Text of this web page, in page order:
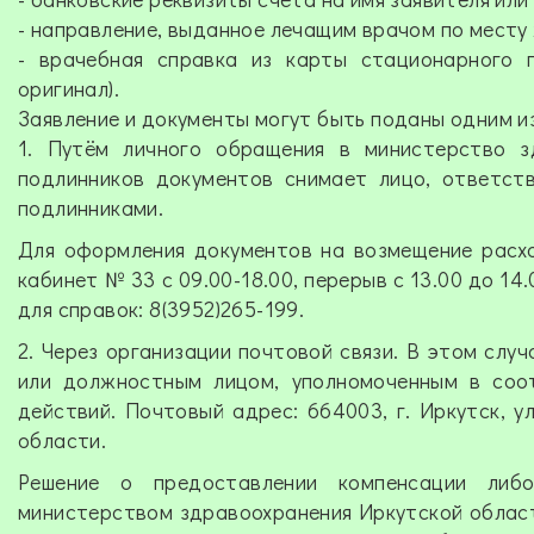
- направление, выданное лечащим врачом по месту
- врачебная справка из карты стационарного
оригинал).
Заявление и документы могут быть поданы одним
1. Путём личного обращения в министерство
подлинников документов снимает лицо,
подлинниками.
Для оформления документов на возмещение
кабинет № 33 с 09.00-18.00, перерыв с 13.00 до
для справок: 8(3952)265-199.
2. Через организации почтовой связи. В этом
или должностным лицом, уполномоченным в
действий. Почтовый адрес: 664003, г. Иркутск,
области.
Решение о предоставлении компенсации
министерством здравоохранения Иркутской